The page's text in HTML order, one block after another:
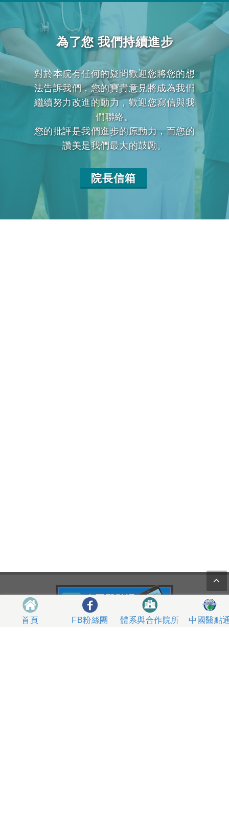
首頁 FB粉絲團 體系與合作院所 中國醫點
為了您 我們持續進步
對於本院有任何的疑問歡迎您將您的想
法告訴我們，您的寶貴意見將成為我們
繼續努力改進的動力，歡迎您寫信與我
們聯絡。
您的批評是我們進步的原動力，而您的
讚美是我們最大的鼓勵。
院長信箱